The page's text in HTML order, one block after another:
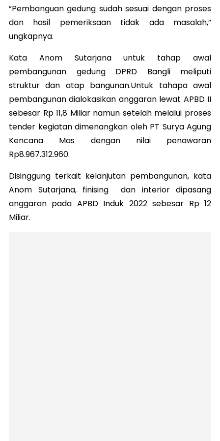
”Pembanguan gedung sudah sesuai dengan proses
dan hasil pemeriksaan tidak ada masalah,”
ungkapnya.
Kata Anom Sutarjana untuk tahap awal
pembangunan gedung DPRD Bangli meliputi
struktur dan atap bangunan.Untuk tahapa awal
pembangunan dialokasikan anggaran lewat APBD II
sebesar Rp 11,8 Miliar namun setelah melalui proses
tender kegiatan dimenangkan oleh PT Surya Agung
Kencana Mas dengan nilai penawaran
Rp8.967.312.960.
Disinggung terkait kelanjutan pembangunan, kata
Anom Sutarjana, finising dan interior dipasang
anggaran pada APBD Induk 2022 sebesar Rp 12
Miliar.